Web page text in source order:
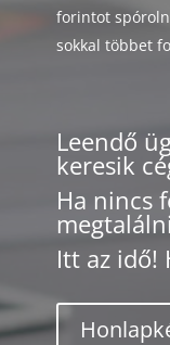
forintot
sokkal többet
Leendő
keresik
Ha nincs
Itt az idő!